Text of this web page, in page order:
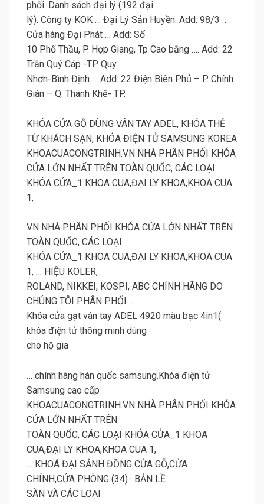
phối. Danh sách đại lý (192 đại
lý). Công ty KOK … Đại Lý Sản Huyền. Add: 98/3 …
Cửa hàng Đại Phát … Add: Số
10 Phố Thầu, P. Hợp Giang, Tp Cao bằng …. Add: 22
Trần Quý Cáp -TP Quy
Nhơn-Bình Định … Add: 22 Điện Biên Phủ – P. Chính
Gián – Q. Thanh Khê- TP.
KHÓA CỬA GỖ DÙNG VÂN TAY ADEL, KHÓA THẺ
TỪ KHÁCH SẠN, KHÓA ĐIỆN TỬ SAMSUNG KOREA
KHOACUACONGTRINH.VN NHÀ PHÂN PHỐI KHÓA
CỬA LỚN NHẤT TRÊN TOÀN QUỐC, CÁC LOẠI
KHÓA CỬA_1 KHOA CUA,ĐẠI LY KHOA,KHOA CUA
1,
VN NHÀ PHÂN PHỐI KHÓA CỬA LỚN NHẤT TRÊN
TOÀN QUỐC, CÁC LOẠI
KHÓA CỬA_1 KHOA CUA,ĐẠI LY KHOA,KHOA CUA
1, … HIỆU KOLER,
ROLAND, NIKKEI, KOSPI, ABC CHÍNH HÃNG DO
CHÚNG TÔI PHÂN PHỐI …
Khóa cửa gạt vân tay ADEL 4920 màu bạc 4in1(
khóa điện tử thông minh dùng
cho hộ gia
… chính hãng hàn quốc samsung.Khóa điện tử
Samsung cao cấp
KHOACUACONGTRINH.VN NHÀ PHÂN PHỐI KHÓA
CỬA LỚN NHẤT TRÊN
TOÀN QUỐC, CÁC LOẠI KHÓA CỬA_1 KHOA
CUA,ĐẠI LY KHOA,KHOA CUA 1,
… KHOÁ ĐẠI SẢNH ĐỒNG CỬA GỖ,CỬA
CHÍNH,CỬA PHÒNG (34) · BẢN LỀ
SÀN VÀ CÁC LOẠI